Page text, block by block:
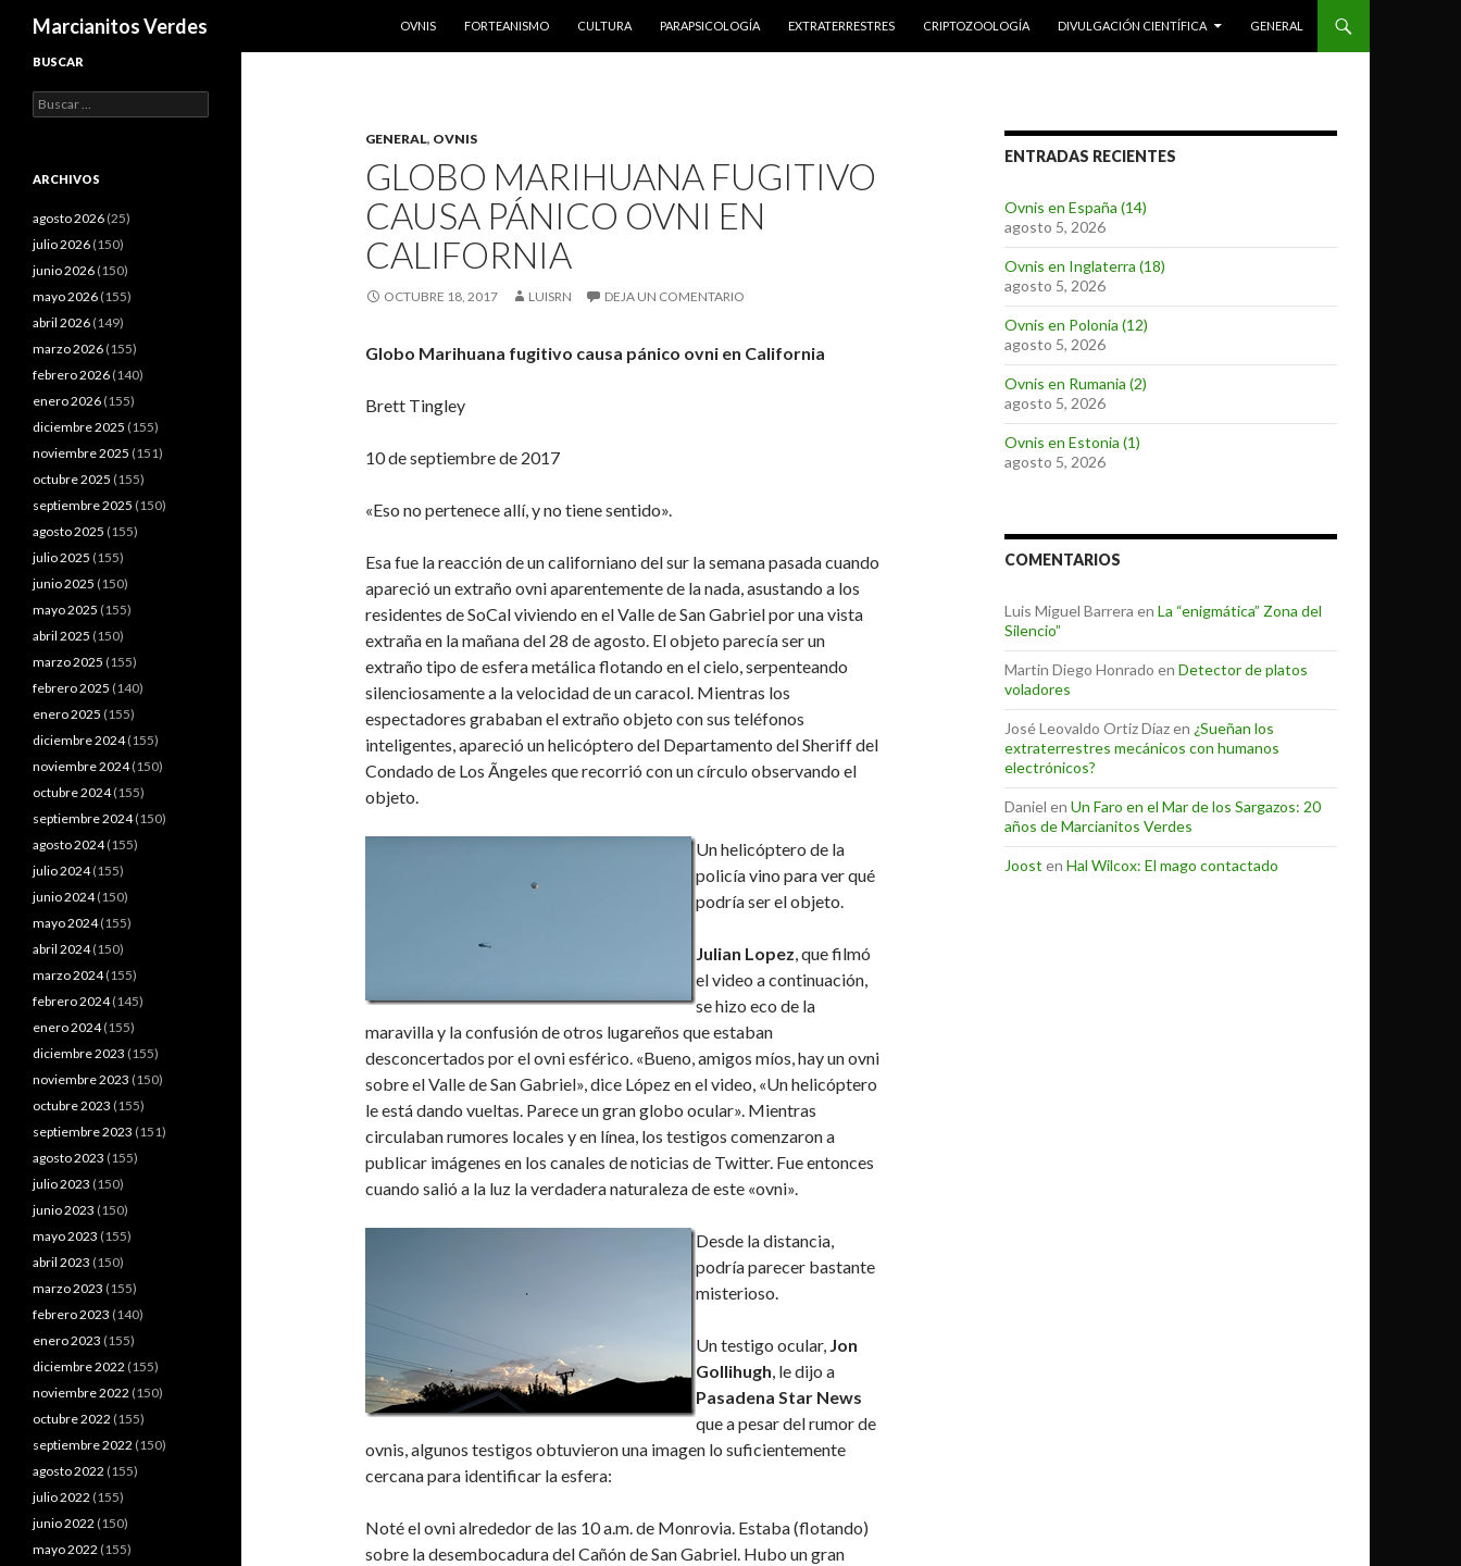
Marcianitos Verdes
OVNIS
FORTEANISMO CULTURA PARAPSICOLOGÍA EXTRATERRESTRES CRIPTOZOOLOGÍA DIVULGACIÓN CIENTÍFICA GENERAL
GENERAL, OVNIS
GLOBO MARIHUANA FUGITIVO
CAUSA PÁNICO OVNI EN
CALIFORNIA
OCTUBRE 18, 2017 LUISRN DEJA UN COMENTARIO
Globo Marihuana fugitivo causa pánico ovni en California
Brett Tingley
10 de septiembre de 2017
«Eso no pertenece allí, y no tiene sentido».
Esa fue la reacción de un californiano del sur la semana pasada cuando
apareció un extraño ovni aparentemente de la nada, asustando a los
residentes de SoCal viviendo en el Valle de San Gabriel por una vista
extraña en la mañana del 28 de agosto. El objeto parecía ser un
extraño tipo de esfera metálica flotando en el cielo, serpenteando
silenciosamente a la velocidad de un caracol. Mientras los
espectadores grababan el extraño objeto con sus teléfonos
inteligentes, apareció un helicóptero del Departamento del Sheriff del
Condado de Los Ãngeles que recorrió con un círculo observando el
objeto.
Un helicóptero de la
policía vino para ver qué
podría ser el objeto.
Julian Lopez, que filmó
el video a continuación,
se hizo eco de la
maravilla y la confusión de otros lugareños que estaban
desconcertados por el ovni esférico. «Bueno, amigos míos, hay un ovni
sobre el Valle de San Gabriel», dice López en el video, «Un helicóptero
le está dando vueltas. Parece un gran globo ocular». Mientras
circulaban rumores locales y en línea, los testigos comenzaron a
publicar imágenes en los canales de noticias de Twitter. Fue entonces
cuando salió a la luz la verdadera naturaleza de este «ovni».
Desde la distancia,
podría parecer bastante
misterioso.
Un testigo ocular, Jon
Gollihugh, le dijo a
Pasadena Star News
que a pesar del rumor de
ovnis, algunos testigos obtuvieron una imagen lo suficientemente
cercana para identificar la esfera:
Noté el ovni alrededor de las 10 a.m. de Monrovia. Estaba (flotando)
sobre la desembocadura del Cañón de San Gabriel. Hubo un gran
ENTRADAS RECIENTES
Ovnis en España (14)
agosto 5, 2026
Ovnis en Inglaterra (18)
agosto 5, 2026
Ovnis en Polonia (12)
agosto 5, 2026
Ovnis en Rumania (2)
agosto 5, 2026
Ovnis en Estonia (1)
agosto 5, 2026
COMENTARIOS
Luis Miguel Barrera en La “enigmática” Zona del
Silencio”
Martin Diego Honrado en Detector de platos
voladores
José Leovaldo Ortiz Díazen ¿Sueñan los
extraterrestres mecánicos con humanos
electrónicos?
Daniel en Un Faro en el Mar de los Sargazos: 20
años de Marcianitos Verdes
Joost en Hal Wilcox: El mago contactado
BUSCAR
Buscar:
ARCHIVOS
agosto 2026 (25)
julio 2026 (150)
junio 2026 (150)
mayo 2026 (155)
abril 2026 (149)
marzo 2026 (155)
febrero 2026 (140)
enero 2026 (155)
diciembre 2025 (155)
noviembre 2025 (151)
octubre 2025 (155)
septiembre 2025 (150)
agosto 2025 (155)
julio 2025 (155)
junio 2025 (150)
mayo 2025 (155)
abril 2025 (150)
marzo 2025 (155)
febrero 2025 (140)
enero 2025 (155)
diciembre 2024(155)
noviembre 2024(150)
octubre 2024(155)
septiembre 2024(150)
agosto 2024(155)
julio 2024(155)
junio 2024(150)
mayo 2024(155)
abril 2024(150)
marzo 2024(155)
febrero 2024(145)
enero 2024(155)
diciembre 2023 (155)
noviembre 2023 (150)
octubre 2023 (155)
septiembre 2023 (151)
agosto 2023 (155)
julio 2023 (150)
junio 2023 (150)
mayo 2023 (155)
abril 2023 (150)
marzo 2023 (155)
febrero 2023 (140)
enero 2023 (155)
diciembre 2022 (155)
noviembre 2022 (150)
octubre 2022 (155)
septiembre 2022 (150)
agosto 2022 (155)
julio 2022 (155)
junio 2022 (150)
mayo 2022 (155)